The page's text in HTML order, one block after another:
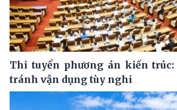
Thi tuyển phương án kiến trúc:
tránh vận dụng tùy nghi